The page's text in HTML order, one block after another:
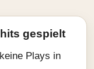
gespielt
Plays in